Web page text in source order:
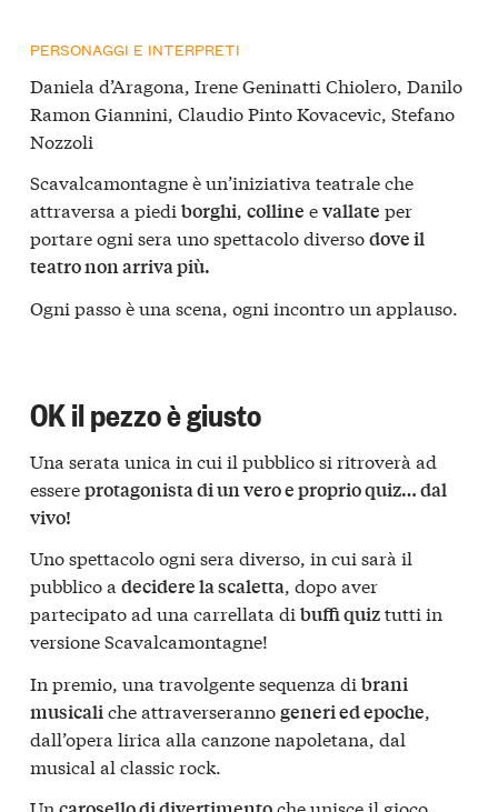
PERSONAGGI E INTERPRETI
Daniela d’Aragona, Irene Geninatti Chiolero, Danilo
Ramon Giannini, Claudio Pinto Kovacevic, Stefano
Nozzoli
Scavalcamontagne è un’iniziativa teatrale che
attraversa a piedi borghi, colline evallate per
portare ogni sera uno spettacolo diversodove il
teatro non arriva più.
Ogni passo è una scena, ogni incontro un applauso.
OK il pezzo è giusto
Una serata unica in cui il pubblico si ritroverà ad
essereprotagonista di un vero e proprio quiz… dal
vivo!
Uno spettacolo ogni sera diverso, in cui sarà il
pubblico a decidere la scaletta, dopo aver
partecipato ad una carrellata di buffi quiztutti in
versione Scavalcamontagne!
In premio, una travolgente sequenza di brani
musicaliche attraverserannogeneri ed epoche,
dall’opera lirica alla canzone napoletana, dal
musical al classic rock.